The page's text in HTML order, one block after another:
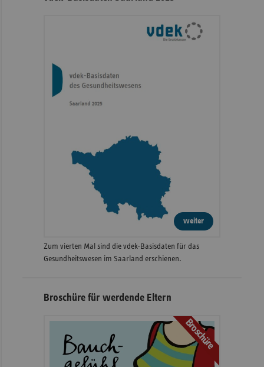
weiter
Zum vierten Mal sind die vdek-Basisdaten für das
Gesundheitswesen im Saarland erschienen.
Broschüre für werdende Eltern
Broschüre